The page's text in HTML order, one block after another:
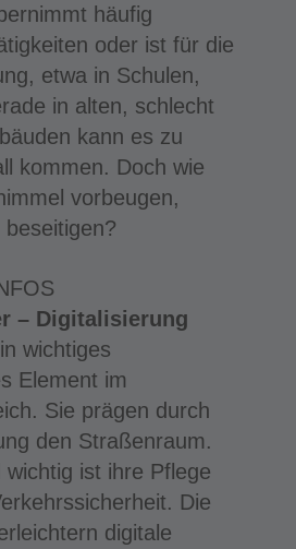
häufig
oder ist für die
etwa in Schulen,
in alten, schlecht
kann es zu
kommen. Doch wie
vorbeugen,
– Digitalisierung
wichtiges
Element im
Sie prägen durch
den Straßenraum.
wichtig ist ihre Pflege
Die
digitale